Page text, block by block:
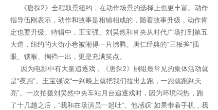
《唐探2》全程取景纽约，在动作场景的选择上也更丰富。动作
指导伍刚表示，动作和故事是相辅相成的，随着故事升级，动作肯
定也要升级。特辑中，王宝强、刘昊然和肖央从时代广场打到第五
大道，纽约的大街小巷被闹得一片沸腾。唐仁经典的“三板斧”插
眼、锁喉、掏裆一出，更是充满笑点。
因为电影中有大量追逐戏，《唐探2》剧组最常见的集体活动就
是“夜跑”。王宝强说“一到晚上就把我们拉出去跑，一跑就跑到天
亮”。一次拍摄刘昊然中央车站月台追逐戏时，因为环境闷热，跑
了十几趟之后，“我和在场演员一起吐”。他感叹“如果带着手机，我